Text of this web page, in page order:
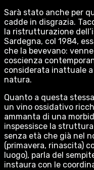
Sarà stato anche per
cadde in disgrazia.
la ristrutturazione
Sardegna, col 1984,
che la bevevano:
coscienza
considerata inattuale
natura.
Quanto a questa
un vino ossidativo
ammanta di una
inspessisce la
senza età che già nel
(primavera, rinascita)
luogo), parla del
instaura con le